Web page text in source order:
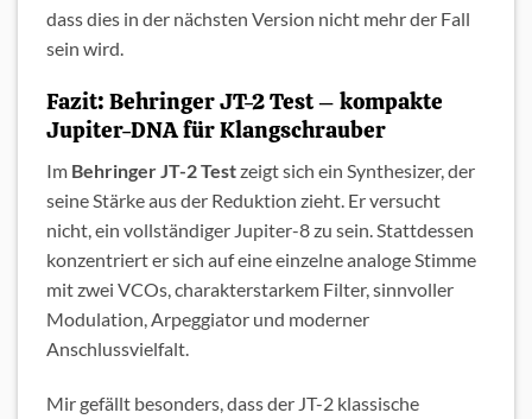
dass dies in der nächsten Version nicht mehr der Fall
sein wird.
Fazit: Behringer JT-2 Test – kompakte
Jupiter-DNA für Klangschrauber
Im Behringer JT-2 Testzeigt sich ein Synthesizer, der
seine Stärke aus der Reduktion zieht. Er versucht
nicht, ein vollständiger Jupiter-8 zu sein. Stattdessen
konzentriert er sich auf eine einzelne analoge Stimme
mit zwei VCOs, charakterstarkem Filter, sinnvoller
Modulation, Arpeggiator und moderner
Anschlussvielfalt.
Mir gefällt besonders, dass der JT-2 klassische